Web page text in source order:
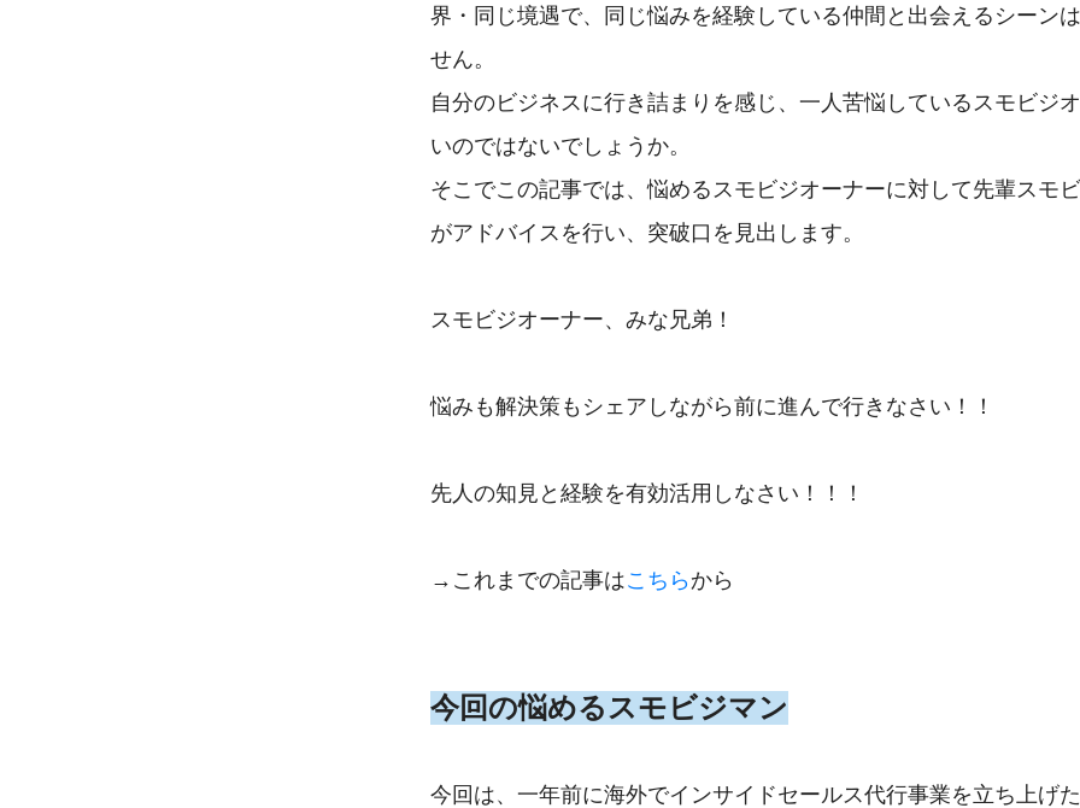
界・同じ境遇で、同じ悩みを経験している仲間と出会えるシーン
せん。
自分のビジネスに行き詰まりを感じ、一人苦悩しているスモビジ
いのではないでしょうか。
そこでこの記事では、悩めるスモビジオーナーに対して先輩スモ
がアドバイスを行い、突破口を見出します。
スモビジオーナー、みな兄弟！
悩みも解決策もシェアしながら前に進んで行きなさい！！
先人の知見と経験を有効活用しなさい！！！
→これまでの記事はこちらから
今回の悩めるスモビジマン
今回は、一年前に海外でインサイドセールス代行事業を立ち上げ